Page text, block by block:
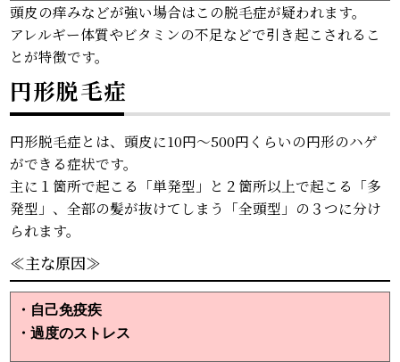
頭皮の痒みなどが強い場合はこの脱毛症が疑われます。
アレルギー体質やビタミンの不足などで引き起こされるこ
とが特徴です。
円形脱毛症
円形脱毛症とは、頭皮に10円～500円くらいの円形のハゲ
ができる症状です。
主に１箇所で起こる「単発型」と２箇所以上で起こる「多
発型」、全部の髪が抜けてしまう「全頭型」の３つに分け
られます。
≪主な原因≫
・自己免疫疾
・過度のストレス